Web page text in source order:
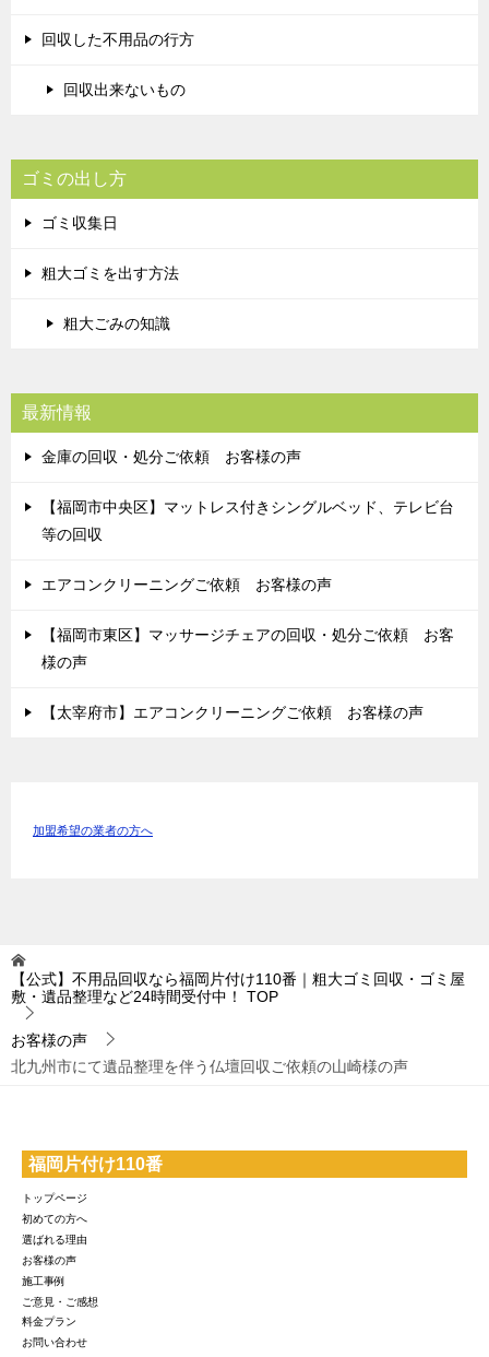
回収した不用品の行方
回収出来ないもの
ゴミの出し方
ゴミ収集日
粗大ゴミを出す方法
粗大ごみの知識
最新情報
金庫の回収・処分ご依頼 お客様の声
【福岡市中央区】マットレス付きシングルベッド、テレビ台
等の回収
エアコンクリーニングご依頼 お客様の声
【福岡市東区】マッサージチェアの回収・処分ご依頼 お客
様の声
【太宰府市】エアコンクリーニングご依頼 お客様の声
加盟希望の業者の方へ
【公式】不用品回収なら福岡片付け110番｜粗大ゴミ回収・ゴミ屋
敷・遺品整理など24時間受付中！
TOP
お客様の声
北九州市にて遺品整理を伴う仏壇回収ご依頼の山崎様の声
福岡片付け110番
トップページ
初めての方へ
選ばれる理由
お客様の声
施工事例
ご意見・ご感想
料金プラン
お問い合わせ